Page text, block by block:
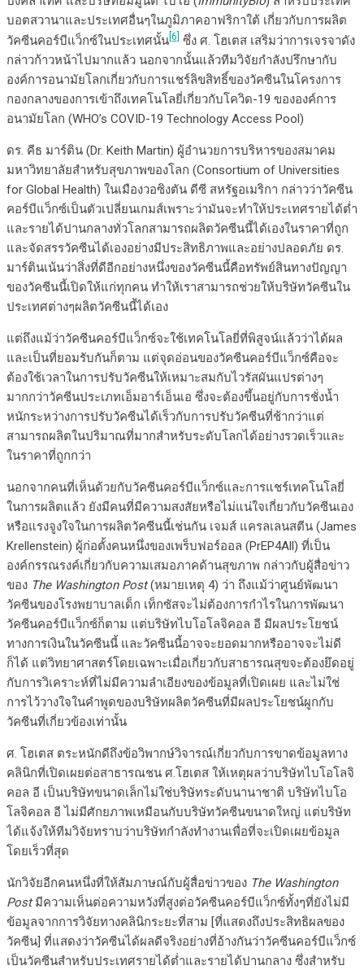
บอตสวานาและประเทศอื่นๆในภูมิภาคอาฟริกาใต้ เกี่ยวกับการผลิต
วัคซีนคอร์บีแว็กซ์ในประเทศนั้น [6] ซึ่ง ศ. โฮเตส เสริมว่าการเจรจาดัง
กล่าวก้าวหน้าไปมากแล้ว นอกจากนั้นแล้วทีมวิจัยกำลังปรึกษากับ
องค์การอนามัยโลกเกี่ยวกับการแชร์ลิขสิทธิ์ของวัคซีนในโครงการ
กองกลางของการเข้าถึงเทคโนโลยี่เกี่ยวกับโควิด-19 ขององค์การ
อนามัยโลก (WHO’s COVID-19 Technology Access Pool)
ดร. คีธ มาร์ติน (Dr. Keith Martin) ผู้อำนวยการบริหารของสมาคม
มหาวิทยาลัยสำหรับสุขภาพของโลก (Consortium of Universities
for Global Health) ในเมืองวอซิงตัน ดีซี สหรัฐอเมริกา กล่าวว่าวัคซีน
คอร์บีแว็กซ์เป็นตัวเปลี่ยนเกมส์เพราะว่ามันจะทำให้ประเทศรายได้ต่ำ
และรายได้ปานกลางทั่วโลกสามารถผลิตวัคซีนนี้ได้เองในราคาที่ถูก
และจัดสรรวัคซีนได้เองอย่างมีประสิทธิภาพและอย่างปลอดภัย ดร.​
มาร์ตินเน้นว่าสิ่งที่ดีอีกอย่างหนึ่งของวัคซีนนี้คือทรัพย์สินทางปัญญา
ของวัคซีนนี้เปิดให้แก่ทุกคน ทำให้เราสามารถช่วยให้บริษัทวัคซีนใน
ประเทศต่างๆผลิตวัคซีนนี้ได้เอง
แต่ถึงแม้ว่าวัคซีนคอร์บีแว็กซ์จะใช้เทคโนโลยี่ที่พิสูจน์แล้วว่าได้ผล
และเป็นที่ยอมรับกันก็ตาม แต่จุดอ่อนของวัคซีนคอร์บีแว็กซ์คือจะ
ต้องใช้เวลาในการปรับวัคซีนให้เหมาะสมกับไวรัสผันแปรต่างๆ
มากกว่าวัคซีนประเภทเอ็มอาร์เอ็นเอ ซึ่งจะต้องขึ้นอยู่กับการชั่งน้ำ
หนักระหว่างการปรับวัคซีนได้เร็วกับการปรับวัคซีนที่ช้ากว่าแต่
สามารถผลิตในปริมาณที่มากสำหรับระดับโลกได้อย่างรวดเร็วและ
ในราคาที่ถูกกว่า
นอกจากคนที่เห็นด้วยกับวัคซีนคอร์บีแว็กซ์และการแชร์เทคโนโลยี่
ในการผลิตแล้ว ยังมีคนที่มีความสงสัยหรือไม่แน่ใจเกี่ยวกับวัคซีนเอง
หรือแรงจูงใจในการผลิตวัคซีนนี้เช่นกัน เจมส์ แครลเลนสตีน (James
Krellenstein) ผู้ก่อตั้งคนหนึ่งของเพร็บฟอร์ออล (PrEP4All) ที่เป็น
องค์กรรณรงค์เกี่ยวกับความเสมอภาคด้านสุขภาพ กล่าวกับผู้สื่อข่าว
ของ The Washington Post(หมายเหตุ 4) ว่า ถึงแม้ว่าศูนย์พัฒนา
วัคซีนของโรงพยาบาลเด็ก เท็กซัสจะไม่ต้องการกำไรในการพัฒนา
วัคซีนคอร์บีแว็กซ์ก็ตาม แต่บริษัทไบโอโลจิคอล อี มีผลประโยชน์
ทางการเงินในวัคซีนนี้ และวัคซีนนี้อาจจะยอดมากหรืออาจจะไม่ดี
ก็ได้ แต่วิทยาศาสตร์โดยเฉพาะเมื่อเกี่ยวกับสาธารณสุขจะต้องยึดอยู่
กับการวิเคราะห์ที่ไม่มีความลำเอียงของข้อมูลที่เปิดเผย และไม่ใช่
การไว้วางใจในคำพูดของบริษัทผลิตวัคซีนที่มีผลประโยชน์ผูกกับ
วัคซีนที่เกี่ยวข้องเท่านั้น
ศ.​ โฮเตส ตระหนักดีถึงข้อวิพากษ์วิจารณ์เกี่ยวกับการขาดข้อมูลทาง
คลินิกที่เปิดเผยต่อสาธารณชน ศ.​โฮเตส ให้เหตุผลว่าบริษัทไบโอโลจิ
คอล อี เป็นบริษัทขนาดเล็กไม่ใช่บริษัทระดับนานาชาติ บริษัทไบโอ
โลจิคอล อี ไม่มีศักยภาพเหมือนกับบริษัทวัคซีนขนาดใหญ่ แต่บริษัท
ได้แจ้งให้ทีมวิจัยทราบว่าบริษัทกำลังทำงานเพื่อที่จะเปิดเผยข้อมูล
โดยเร็วที่สุด
นักวิจัยอีกคนหนึ่งที่ให้สัมภาษณ์กับผู้สื่อข่าวของ The Washington
Postมีความเห็นต่อความหวังที่สูงต่อวัคซีนคอร์บีแว็กซ์ทั้งๆที่ยังไม่มี
ข้อมูลจากการวิจัยทางคลินิกระยะที่สาม [ที่แสดงถึงประสิทธิผลของ
วัคซีน] ที่แสดงว่าวัคซีนได้ผลดีจริงอย่างที่อ้างกันว่าวัคซีนคอร์บีแว็กซ์
เป็นวัคซีนสำหรับประเทศรายได้ต่ำและรายได้ปานกลาง ซึ่งสำหรับ